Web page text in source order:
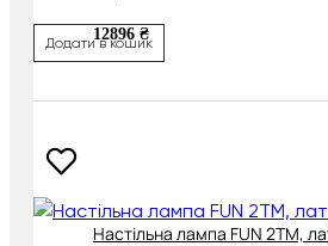
12896 ₴
Додати в кошик
Настільна лампа FUN 2TM,